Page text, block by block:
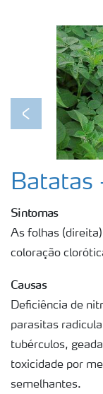
Previous
Batatas
Sintomas
As folhas
coloração
Causas
Deficiência de
parasitas
tubérculos,
toxicidade por
semelhantes.